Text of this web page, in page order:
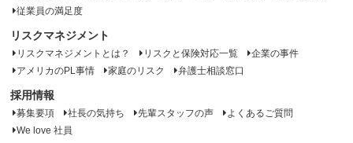
従業員の満足度
リスクマネジメント
リスクマネジメントとは？ リスクと保険対応一覧
企業の事件
アメリカのPL事情
家庭のリスク 弁護士相談窓口
採用情報
募集要項 社長の気持ち 先輩スタッフの声
よくあるご質問
We love 社員